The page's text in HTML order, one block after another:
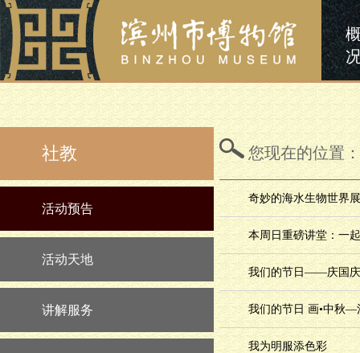
社教
活动预告
活动天地
讲解服务
您现在的位置：
奇妙的海水生物世界
本周日重磅讲堂：一
我们的节日——庆国庆
我们的节日 画•中秋—
我为明服添色彩